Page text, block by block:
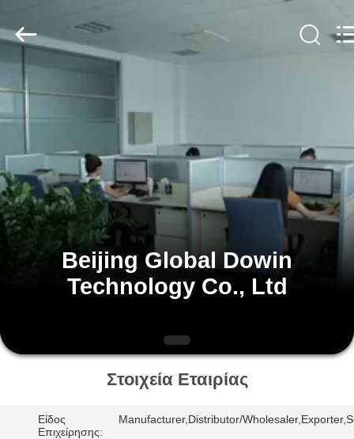
ΑΡΧΙΚΉ
ΣΕΛΊΔΑ
ΠΡΟΪΌΝΤΑ
ΣΧΕΤΙΚΆ
ΜΕ
ΕΜΆΣ
ΕΡΓΟΣΤΑΣΊΩΝ
ΠΟΙΟΤΙΚΌΣ
ΈΛΕΓΧΟΣ
Co.,
Ltd.
Rights
Beijing Global Dowin
Technology Co., Ltd
Στοιχεία Εταιρίας
Είδος
Επιχείρησης:
Manufacturer,Distributor/